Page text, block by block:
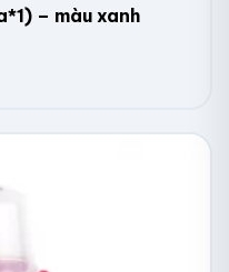
– màu xanh